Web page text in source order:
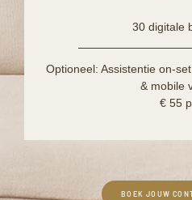
30 digitale
Optioneel: Assistentie on-
& mobile
€ 55
BOEK JOUW